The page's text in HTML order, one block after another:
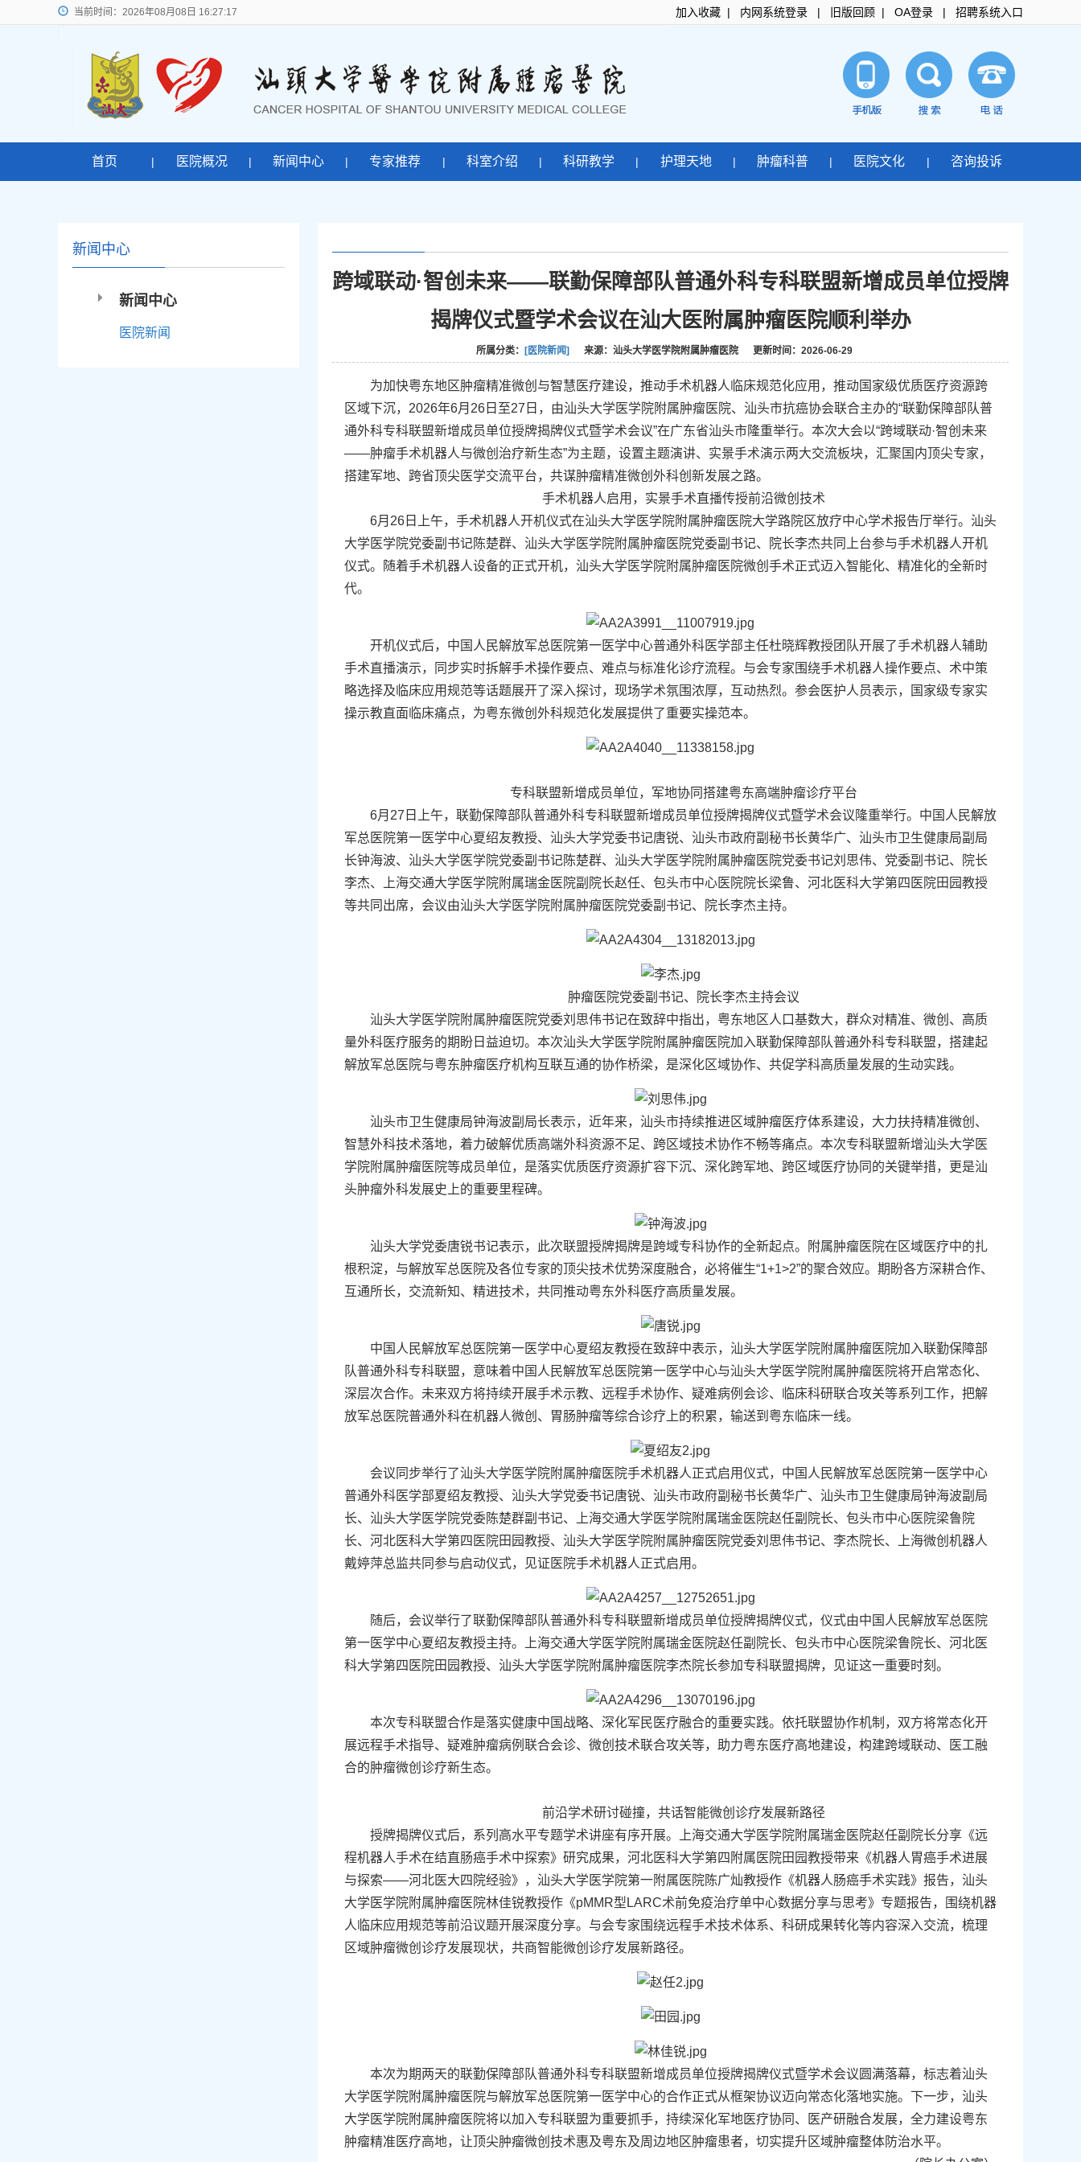
当前时间： 2026年08月08日 16:27:17 加入收藏 | 内网系统登录 | 旧版回顾 | OA登录 | 招聘系统入口
首页 | 医院概况 | 新闻中心 | 专家推荐 | 科室介绍 | 科研教学 | 护理天地 | 肿瘤科普 | 医院文化 | 咨询投诉
新闻中心
新闻中心
医院新闻
跨域联动·智创未来——联勤保障部队普通外科专科联盟新增成员单位授牌
揭牌仪式暨学术会议在汕大医附属肿瘤医院顺利举办
所属分类： [医院新闻] 来源：汕头大学医学院附属肿瘤医院 更新时间：2026-06-29
为加快粤东地区肿瘤精准微创与智慧医疗建设，推动手术机器人临床规范化应用，推动国家级优质医疗资源跨
区域下沉，2026年6月26日至27日，由汕头大学医学院附属肿瘤医院、汕头市抗癌协会联合主办的“联勤保障部队普
通外科专科联盟新增成员单位授牌揭牌仪式暨学术会议”在广东省汕头市隆重举行。 本次大会以“跨域联动·智创未来
——肿瘤手术机器人与微创治疗新生态”为主题，设置主题演讲、实景手术演示两大交流板块，汇聚国内顶尖专家，
搭建军地、跨省顶尖医学交流平台，共谋肿瘤精准微创外科创新发展之路。
手术机器人启用， 实景手术直播传授前沿微创技术
6月26日上午，手术机器人开机仪式在汕头大学医学院附属肿瘤医院大学路院区放疗中心学术报告厅举行。汕头
大学医学院党委副书记陈楚群、汕头大学医学院附属肿瘤医院党委副书记、院长李杰共同上台参与手术机器人开机
仪式。随着手术机器人设备的正式开机，汕头大学医学院附属肿瘤医院微创手术正式迈入智能化、精准化的全新时
代。
开机仪式后，中国人民解放军总医院第一医学中心普通外科医学部主任杜晓辉教授团队开展了手术机器人辅助
手术直播演示，同步实时拆解手术操作要点、难点与标准化诊疗流程。与会专家围绕手术机器人操作要点、术中策
略选择及临床应用规范等话题展开了深入探讨，现场学术氛围浓厚，互动热烈。参会医护人员表示，国家级专家实
操示教直面临床痛点，为粤东微创外科规范化发展提供了重要实操范本。
专科联盟新增成员单位， 军地协同搭建粤东高端肿瘤诊疗平台
6月27日上午，联勤保障部队普通外科专科联盟新增成员单位授牌揭牌仪式暨学术会议隆重举行。 中国人民解放
军总医院第一医学中心夏绍友教授、汕头大学党委书记唐锐、汕头市政府副秘书长黄华广、汕头市卫生健康局副局
长钟海波、汕头大学医学院党委副书记陈楚群、汕头大学医学院附属肿瘤医院党委书记刘思伟、党委副书记、院长
李杰、上海交通大学医学院附属瑞金医院副院长赵任、包头市中心医院院长梁鲁、河北医科大学第四医院田园教授
等共同出席，会议由汕头大学医学院附属肿瘤医院党委副书记、院长李杰主持。
肿瘤医院党委副书记、院长李杰主持会议
汕头大学医学院附属肿瘤医院党委刘思伟书记在致辞中指出，粤东地区人口基数大，群众对精准、微创、高质
量外科医疗服务的期盼日益迫切。本次汕头大学医学院附属肿瘤医院加入联勤保障部队普通外科专科联盟，搭建起
解放军总医院与粤东肿瘤医疗机构互联互通的协作桥梁，是深化区域协作、共促学科高质量发展的生动实践。
汕头市卫生健康局钟海波副局长表示，近年来，汕头市持续推进区域肿瘤医疗体系建设，大力扶持精准微创、
智慧外科技术落地，着力破解优质高端外科资源不足、跨区域技术协作不畅等痛点。本次专科联盟新增汕头大学医
学院附属肿瘤医院等成员单位，是落实优质医疗资源扩容下沉、深化跨军地、跨区域医疗协同的关键举措，更是汕
头肿瘤外科发展史上的重要里程碑。
汕头大学党委唐锐书记表示，此次联盟授牌揭牌是跨域专科协作的全新起点。附属肿瘤医院在区域医疗中的扎
根积淀，与解放军总医院及各位专家的顶尖技术优势深度融合，必将催生“1+1>2”的聚合效应。期盼各方深耕合作、
互通所长，交流新知、精进技术，共同推动粤东外科医疗高质量发展。
中国人民解放军总医院第一医学中心夏绍友教授在致辞中表示，汕头大学医学院附属肿瘤医院加入联勤保障部
队普通外科专科联盟，意味着中国人民解放军总医院第一医学中心与汕头大学医学院附属肿瘤医院将开启常态化、
深层次合作。未来双方将持续开展手术示教、远程手术协作、疑难病例会诊、临床科研联合攻关等系列工作，把解
放军总医院普通外科在机器人微创、胃肠肿瘤等综合诊疗上的积累，输送到粤东临床一线。
会议同步举行了汕头大学医学院附属肿瘤医院手术机器人正式启用仪式，中国人民解放军总医院第一医学中心
普通外科医学部夏绍友教授、汕头大学党委书记唐锐、汕头市政府副秘书长黄华广、汕头市卫生健康局钟海波副局
长、汕头大学医学院党委陈楚群副书记、上海交通大学医学院附属瑞金医院赵任副院长、包头市中心医院梁鲁院
长、河北医科大学第四医院田园教授、汕头大学医学院附属肿瘤医院党委刘思伟书记、李杰院长、上海微创机器人
戴婷萍总监共同参与启动仪式，见证医院手术机器人正式启用。
随后，会议举行了联勤保障部队普通外科专科联盟新增成员单位授牌揭牌仪式，仪式由中国人民解放军总医院
第一医学中心夏绍友教授主持。上海交通大学医学院附属瑞金医院赵任副院长、包头市中心医院梁鲁院长、河北医
科大学第四医院田园教授、汕头大学医学院附属肿瘤医院李杰院长参加专科联盟揭牌，见证这一重要时刻。
本次专科联盟合作是落实健康中国战略、深化军民医疗融合的重要实践。依托联盟协作机制，双方将常态化开
展远程手术指导、疑难肿瘤病例联合会诊、微创技术联合攻关等，助力粤东医疗高地建设，构建跨域联动、医工融
合的肿瘤微创诊疗新生态。
前沿学术研讨碰撞， 共话智能微创诊疗发展新路径
授牌揭牌仪式后，系列高水平专题学术讲座有序开展。上海交通大学医学院附属瑞金医院赵任副院长分享《远
程机器人手术在结直肠癌手术中探索》研究成果，河北医科大学第四附属医院田园教授带来《机器人胃癌手术进展
与探索——河北医大四院经验》，汕头大学医学院第一附属医院陈广灿教授作《机器人肠癌手术实践》报告，汕头
大学医学院附属肿瘤医院林佳锐教授作《pMMR型LARC术前免疫治疗单中心数据分享与思考》专题报告，围绕机器
人临床应用规范等前沿议题开展深度分享。 与会专家围绕远程手术技术体系、科研成果转化等内容深入交流，梳理
区域肿瘤微创诊疗发展现状，共商智能微创诊疗发展新路径。
本次为期两天的联勤保障部队普通外科专科联盟新增成员单位授牌揭牌仪式暨学术会议圆满落幕，标志着汕头
大学医学院附属肿瘤医院与解放军总医院第一医学中心的合作正式从框架协议迈向常态化落地实施。 下一步，汕头
大学医学院附属肿瘤医院将以加入专科联盟为重要抓手，持续深化军地医疗协同、医产研融合发展，全力建设粤东
肿瘤精准医疗高地，让顶尖肿瘤微创技术惠及粤东及周边地区肿瘤患者，切实提升区域肿瘤整体防治水平。